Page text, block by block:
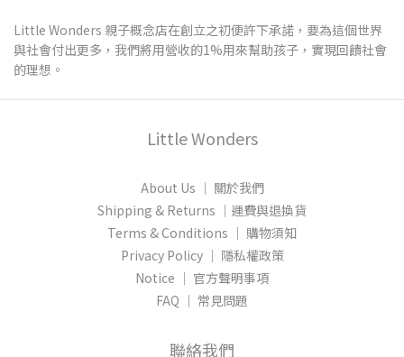
Little Wonders 親子概念店在創立之初便許下承諾，要為這個世界
與社會付出更多，我們將用營收的1%用來幫助孩子，實現回饋社會
的理想。
Little Wonders
About Us │ 關於我們
Shipping & Returns │運費與退換貨
Terms & Conditions │ 購物須知
Privacy Policy │ 隱私權政策
Notice │ 官方聲明事項
FAQ │ 常見問題
聯絡我們